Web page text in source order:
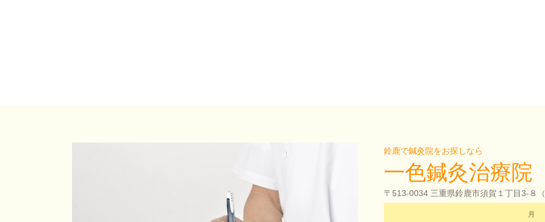
鈴鹿で鍼灸院をお探しなら
一色鍼灸治療院
〒513-0034 三重県鈴鹿市須賀１丁目3-８（
月